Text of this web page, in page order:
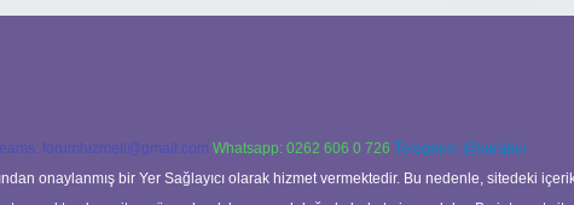
forumhizmeti@gmail.com Whatsapp: 0262 606 0 726 Telegram: @karabul
onaylanmış bir Yer Sağlayıcı olarak hizmet vermektedir. Bu nedenle, sitedeki